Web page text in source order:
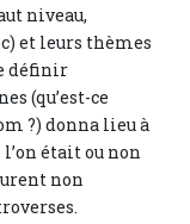
niveau,
et leurs thèmes
définir
(qu’est-ce
?) donna lieu à
était ou non
non